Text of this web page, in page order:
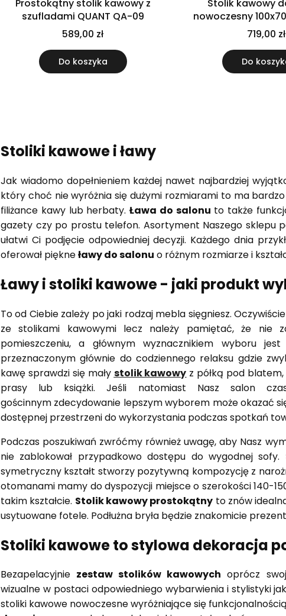
Prostokątny stolik kawowy z
szufladami QUANT QA-09
589,00 zł
Do koszyka
Stolik kawowy
nowoczesny
szafką
nóżkach
719,00 zł
Do
Stoliki kawowe i ławy
Jak wiadomo dopełnieniem każdej nawet najbardziej
który choć nie wyróżnia się dużymi rozmiarami to ma
filiżance kawy lub herbaty. Ława do salonu to także
gazety czy po prostu telefon. Asortyment Naszego sklepu
ułatwi Ci podjęcie odpowiedniej decyzji. Każdego dnia
oferował piękneławy do salonu o różnym rozmiarze i
Ławy i stoliki kawowe - jaki produkt
To od Ciebie zależy po jaki rodzaj mebla sięgniesz. Oczywiście
ze stolikami kawowymi lecz należy pamiętać, że nie
pomieszczeniu, a głównym wyznacznikiem wyboru
przeznaczonym głównie do codziennego relaksu gdzie
kawę sprawdzi się mały stolik kawowy z półką pod
prasy lub książki. Jeśli natomiast Nasz salon
gościnnym zdecydowanie lepszym wyborem może okazać
dostępnej przestrzeni do wykorzystania podczas spotkań
Podczas poszukiwań zwróćmy również uwagę, aby Nasz
nie zablokował przypadkowo dostępu do wygodnej sofy.
symetryczny kształt stworzy pozytywną kompozycję z
otomanami mamy do dyspozycji miejsce o szerokości 140-
takim kształcie. Stolik kawowy prostokątny to znów
usytuowane fotele. Podłużna bryła będzie znakomicie
Stoliki kawowe to stylowa dekoracja
Bezapelacyjnie zestaw stolików kawowych oprócz
wizualne w postaci odpowiedniego wybarwienia i stylistyki
stoliki kawowe nowoczesne wyróżniające się